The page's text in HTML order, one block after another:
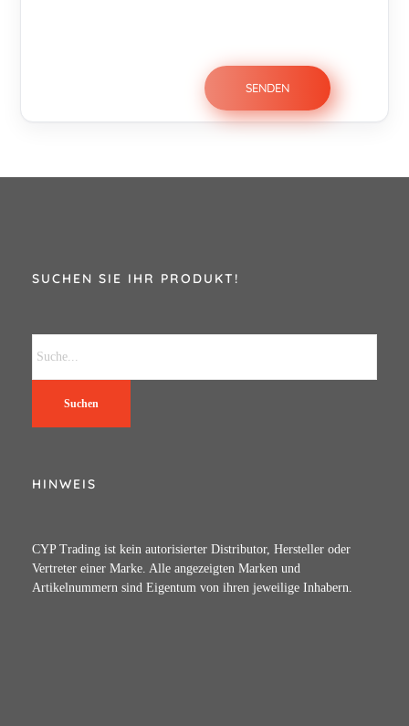
SUCHEN SIE IHR PRODUKT!
Suchen
HINWEIS
CYP Trading ist kein autorisierter Distributor, Hersteller oder
Vertreter einer Marke. Alle angezeigten Marken und
Artikelnummern sind Eigentum von ihren jeweilige Inhabern.